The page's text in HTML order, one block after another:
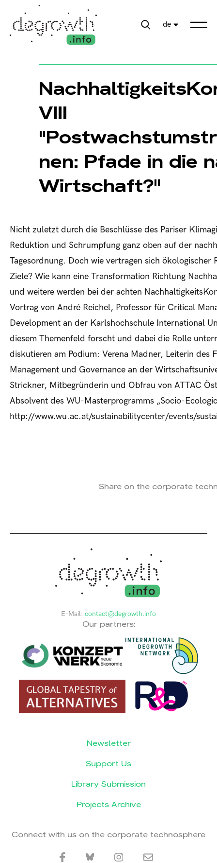
de
VIII
nen: Pfade in die
Wirtschaft?"
Nicht zuletzt durch die Beschlüsse des Pariser
Reduktion und Schrumpfung ganz oben auf der
Tagesordnung. Doch wie vertragen sich ökologischer
Ziele? Wie kann eine Transformation Richtung
und weitere werden bei der achten
Vortrag von André Reichel, Professor für Critical
Development an der Karlshochschule International
diesem Themenfeld forscht und dabei die Rolle
diskutieren am Podium: Verena Madner, Leiterin des
Management und Governance an der
Strickner, Mitbegründerin und Obfrau von ATTAC
Absolvent des WU-Masterprogramms „Socio-
http://www.wu.ac.at/sustainabilitycenter/events/
Share on the corporate
E-Mail: contact@degrowth.info
Our partners:
Newsletter
Support Us
Library Submission
Projects Archive
Connect with us on the corporate technosphere